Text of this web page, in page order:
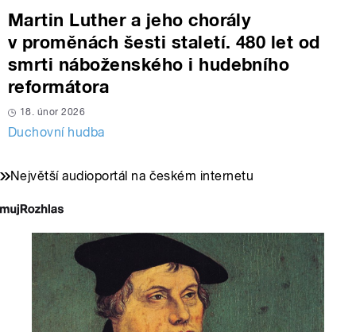
Martin Luther a jeho chorály
v proměnách šesti staletí. 480 let od
smrti náboženského i hudebního
reformátora
18. únor 2026
Duchovní hudba
Největší audioportál na českém internetu